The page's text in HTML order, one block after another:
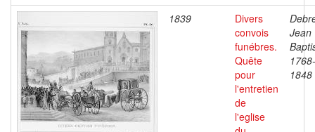
1839
Divers
convois
funébres.
Quête
pour
l'entretien
de
l'eglise
Jean
1768-
1848